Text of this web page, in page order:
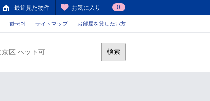
最近見た物件 お気に入り 0
한국어 サイトマップ お部屋を貸したい方
検索